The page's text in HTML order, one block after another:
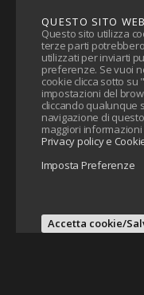
QUESTO SITO
Questo sito utilizza
terze parti
utilizzati per inviarti
preferenze. Se vuoi
cookie clicca sotto su "
impostazioni del
cliccando qualunque
navigazione di
maggiori
Privacy policy e
Imposta Preferenze
Accetta cookie/